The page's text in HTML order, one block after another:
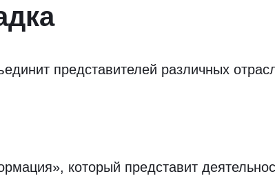
представителей различных
который представит